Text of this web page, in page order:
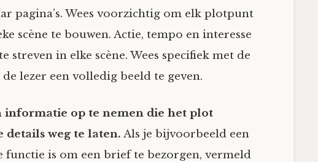
pagina’s. Wees voorzichtig om elk plotpunt
scène te bouwen. Actie, tempo en interesse
streven in elke scène. Wees specifiek met de
lezer een volledig beeld te geven.
informatie op te nemen die het plot
weg te laten. Als je bijvoorbeeld een
functie is om een brief te bezorgen, vermeld